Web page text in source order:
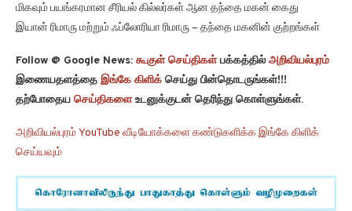
மிகவும் பயங்கரமான சீரியல் கில்லர்கள் ஆன தந்தை மகன் கைது
இயான் ரிமாரு மற்றும் ஃப்லோரியா ரிமாரு – தந்தை மகனின் குற்றங்கள்
Follow @ Google News: கூகுள் செய்திகள்பக்கத்தில் அறிவியல்புரம்
இணையதளத்தை இங்கே கிளிக் செய்து பின்தொடருங்கள்!!!
தற்போதைய செய்திகளைஉடனுக்குடன் தெரிந்து கொள்ளுங்கள்.
அறிவியல்புரம் YouTube வீடியோக்களை கண்டுகளிக்க இங்கே கிளிக்
செய்யவும்